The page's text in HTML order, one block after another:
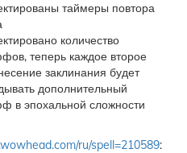
таймеры повтора
количество
теперь каждое второе
заклинания будет
дополнительный
в эпохальной сложности
ru/spell=210589: